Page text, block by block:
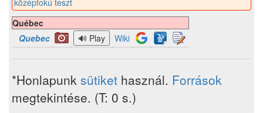
középfokú teszt
Québec
Quebec
Wiki
*Honlapunk sütiket használ. Források
megtekintése. (T: 0 s.)